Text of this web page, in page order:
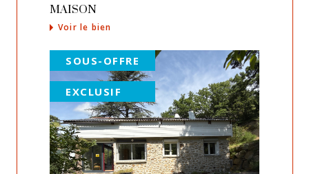
MAISON
Voir le bien
SOUS-OFFRE
EXCLUSIF